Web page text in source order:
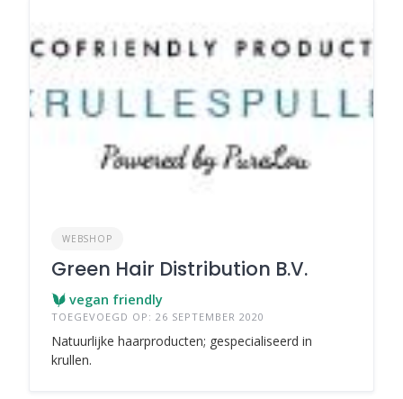
WEBSHOP
Green Hair Distribution B.V.
vegan friendly
TOEGEVOEGD OP: 26 SEPTEMBER 2020
Natuurlijke haarproducten; gespecialiseerd in
krullen.